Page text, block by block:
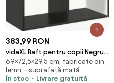
383,99 RON
vidaXL Raft pentru copii Negru
72,5 x 29,5 x 69 cm Lemn
compozit
69×72,5×29,5 cm, fabricate din
lemn, - suprafață mată
În stoc
Livrare gratuită